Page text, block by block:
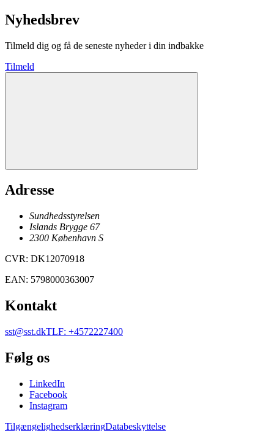
Nyhedsbrev
Tilmeld dig og få de seneste nyheder i din indbakke
Tilmeld
Adresse
Sundhedsstyrelsen
Islands Brygge 67
2300 København S
CVR: DK12070918
EAN: 5798000363007
Kontakt
sst@sst.dkTLF: +4572227400
Følg os
LinkedIn
Facebook
Instagram
TilgængelighedserklæringDatabeskyttelse